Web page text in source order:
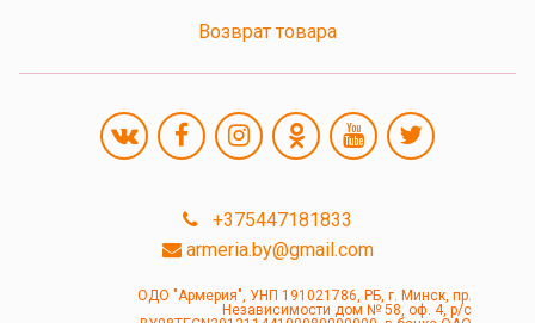
Возврат товара
+375447181833
armeria.by@gmail.com
ОДО "Армерия", УНП 191021786, РБ, г. Минск, пр.
Независимости дом № 58, оф. 4, р/с